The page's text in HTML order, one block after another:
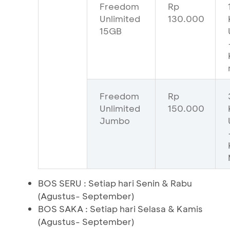
Freedom
Unlimited
15GB
Rp
130.000
Freedom
Unlimited
Jumbo
Rp
150.000
BOS SERU : Setiap hari Senin & Rabu
(Agustus- September)
BOS SAKA : Setiap hari Selasa & Kamis
(Agustus- September)